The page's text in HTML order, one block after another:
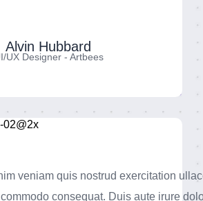
Alvin Hubbard
UX Designer - Artbees
veniam quis nostrud exercitation
consequat. Duis aute irure